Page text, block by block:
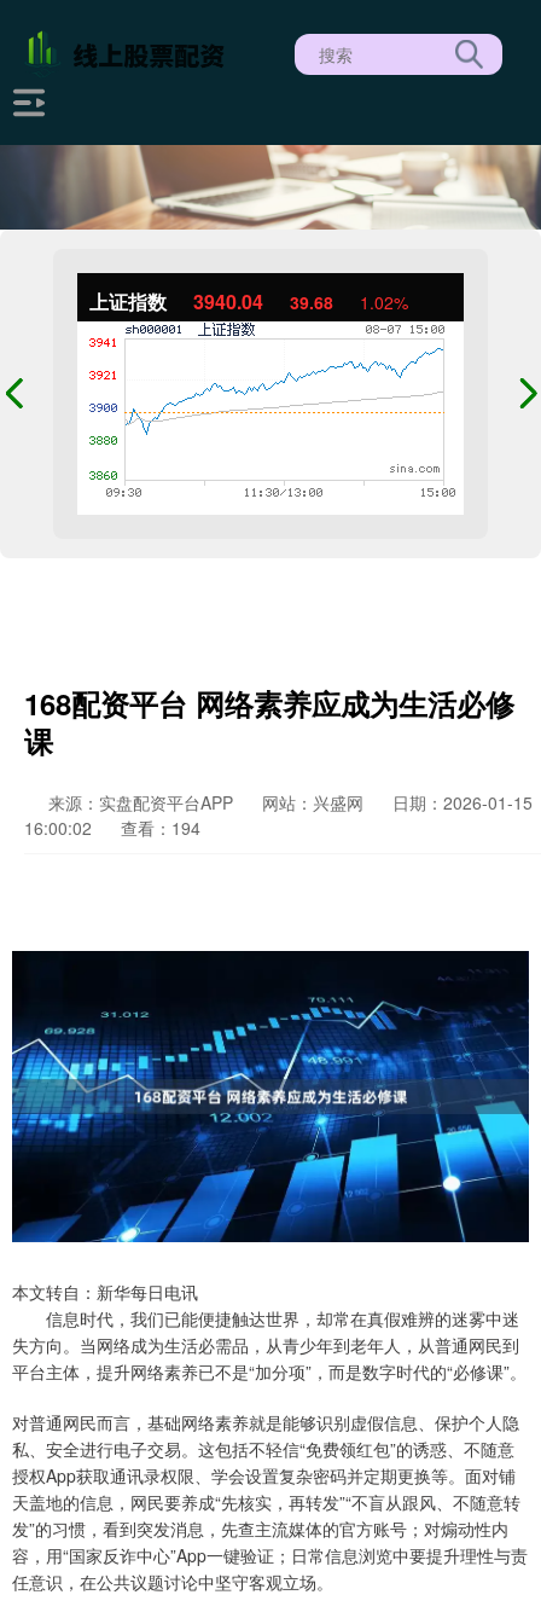
上证指数 3940.04 39.68 1.02%
168配资平台 网络素养应成为生活必修
课
来源：实盘配资平台APP 网站：兴盛网
日期：2026-01-15
16:00:02
查看：194
本文转自：新华每日电讯
信息时代，我们已能便捷触达世界，却常在真假难辨的迷雾中迷
失方向。当网络成为生活必需品，从青少年到老年人，从普通网民到
平台主体，提升网络素养已不是“加分项”，而是数字时代的“必修课”。
对普通网民而言，基础网络素养就是能够识别虚假信息、保护个人隐
私、安全进行电子交易。这包括不轻信“免费领红包”的诱惑、不随意
授权App获取通讯录权限、学会设置复杂密码并定期更换等。面对铺
天盖地的信息，网民要养成“先核实，再转发”“不盲从跟风、不随意转
发”的习惯，看到突发消息，先查主流媒体的官方账号；对煽动性内
容，用“国家反诈中心”App一键验证；日常信息浏览中要提升理性与责
任意识，在公共议题讨论中坚守客观立场。